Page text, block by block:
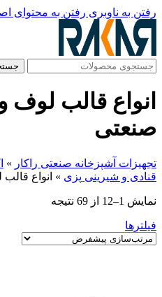
رفتن به ناوبری رفتن به محتوای
انواع قالب
صنعتی
تجهیزات آشپزخانه صنعتی راکار »
قنادی و شیرینی پزی » انواع
نمایش 1–12 از 69 نتیجه
فیلترها